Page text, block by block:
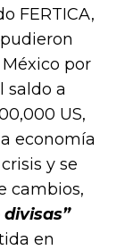
FERTICA,
por
saldo a
US,
economía
y se
cambios,
divisas”
en